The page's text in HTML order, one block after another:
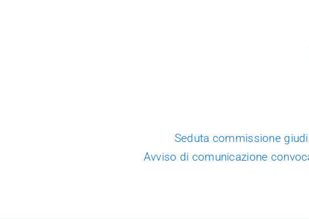
Seduta commissione
Avviso di comunicazione